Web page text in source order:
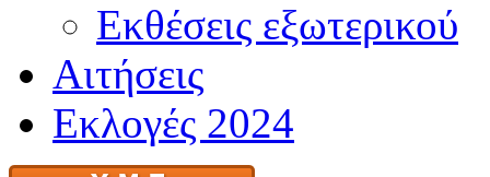
Εκθέσεις εξωτερικού
Αιτήσεις
Εκλογές 2024